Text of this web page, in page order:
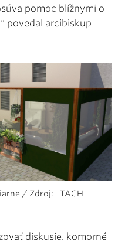
pomoc blížnymi o
povedal arcibiskup
/ Zdroj: –TACH–
diskusie, komorné